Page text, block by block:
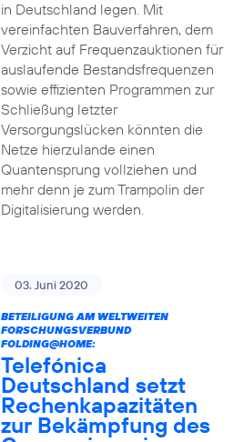
in Deutschland legen. Mit
vereinfachten Bauverfahren, dem
Verzicht auf Frequenzauktionen für
auslaufende Bestandsfrequenzen
sowie effizienten Programmen zur
Schließung letzter
Versorgungslücken könnten die
Netze hierzulande einen
Quantensprung vollziehen und
mehr denn je zum Trampolin der
Digitalisierung werden.
03. Juni 2020
BETEILIGUNG AM WELTWEITEN
FORSCHUNGSVERBUND
FOLDING@HOME:
Telefónica
Deutschland setzt
Rechenkapazitäten
zur Bekämpfung des